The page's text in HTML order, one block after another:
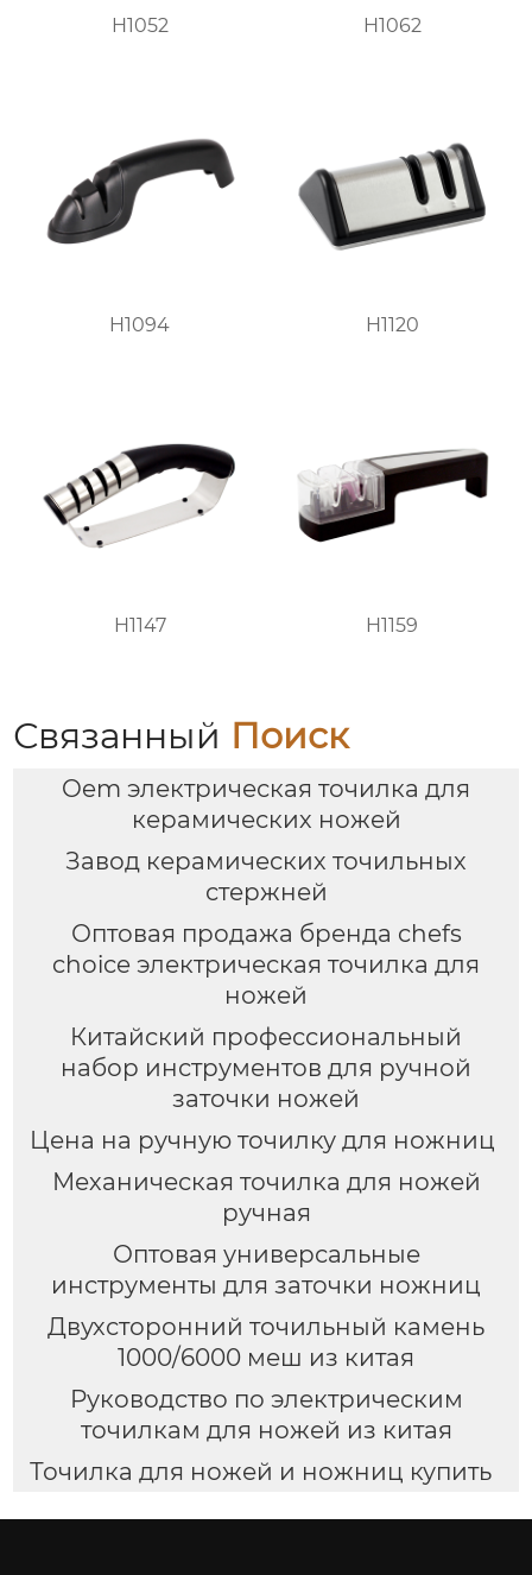
H1052 H1062
H1094 H1120
H1147 H1159
Связанный Поиск
Oem электрическая точилка для
керамических ножей
Завод керамических точильных
стержней
Оптовая продажа бренда chefs
choice электрическая точилка для
ножей
Китайский профессиональный
набор инструментов для ручной
заточки ножей
Цена на ручную точилку для ножниц
Механическая точилка для ножей
ручная
Оптовая универсальные
инструменты для заточки ножниц
Двухсторонний точильный камень
1000/6000 меш из китая
Руководство по электрическим
точилкам для ножей из китая
Точилка для ножей и ножниц купить